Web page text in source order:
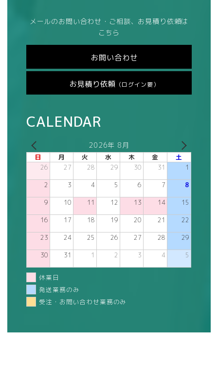
メールのお問い合わせ・ご相談、お見積り依頼は
こちら
お問い合わせ
お見積り依頼 （ログイン要）
CALENDAR
2026年 8月
日 月 火 水 木 金 土
26 27 28 29 30 31 1
2 3 4 5 6 7 8
9 10 11 12 13 14 15
16 17 18 19 20 21 22
23 24 25 26 27 28 29
30 31 1 2 3 4 5
休業日
発送業務のみ
受注・お問い合わせ業務のみ